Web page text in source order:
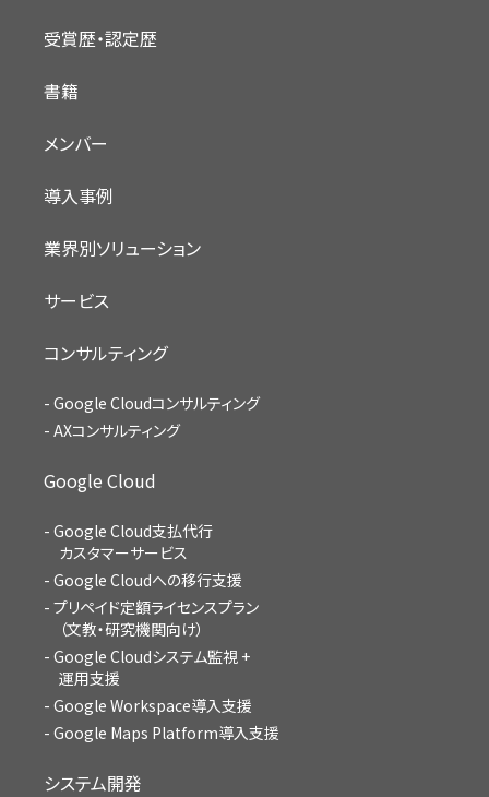
受賞歴・認定歴
書籍
メンバー
導入事例
業界別ソリューション
サービス
コンサルティング
Google Cloudコンサルティング
AXコンサルティング
Google Cloud
Google Cloud支払代行
カスタマーサービス
Google Cloudへの移行支援
プリペイド定額ライセンスプラン
（文教・研究機関向け）
Google Cloudシステム監視 +
運用支援
Google Workspace導入支援
Google Maps Platform導入支援
システム開発